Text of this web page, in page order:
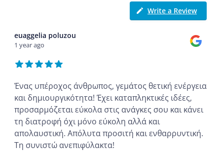
Write a Review
euaggelia poluzou
1 year ago
Ένας υπέροχος άνθρωπος, γεμάτος θετική ενέργεια
και δημιουργικότητα! Έχει καταπληκτικές ιδέες,
προσαρμόζεται εύκολα στις ανάγκες σου και κάνει
τη διατροφή όχι μόνο εύκολη αλλά και
απολαυστική. Απόλυτα προσιτή και ενθαρρυντική.
Τη συνιστώ ανεπιφύλακτα!